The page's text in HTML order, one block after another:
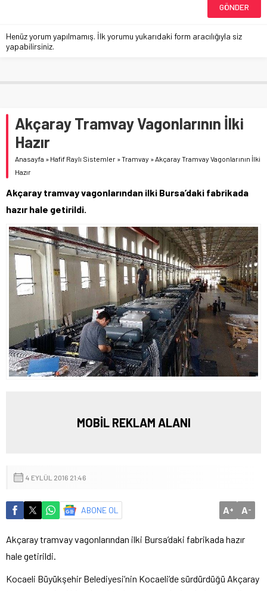
Henüz yorum yapılmamış. İlk yorumu yukarıdaki form aracılığıyla siz
yapabilirsiniz.
Akçaray Tramvay Vagonlarının İlki
Hazır
Anasayfa » Hafif Raylı Sistemler »Tramvay »Akçaray Tramvay Vagonlarının İlki
Hazır
Akçaray tramvay vagonlarından ilki Bursa’daki fabrikada
hazır hale getirildi.
MOBİL REKLAM ALANI
4 EYLÜL 2016 21:46
ABONE OL A+ A-
Akçaray tramvay vagonlarından ilki Bursa’daki fabrikada hazır
hale getirildi.
Kocaeli Büyükşehir Belediyesi’nin Kocaeli’de sürdürdüğü Akçaray